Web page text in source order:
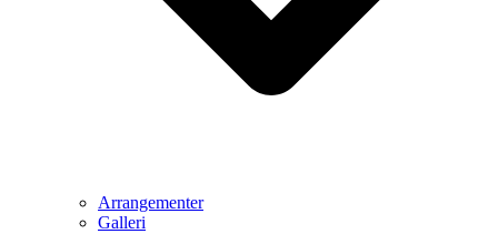
Arrangementer
Galleri